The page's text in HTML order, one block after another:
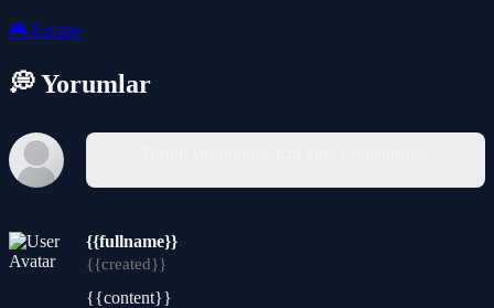
🎮 Escape
💭 Yorumlar
{{fullname}}
{{created}}
{{content}}